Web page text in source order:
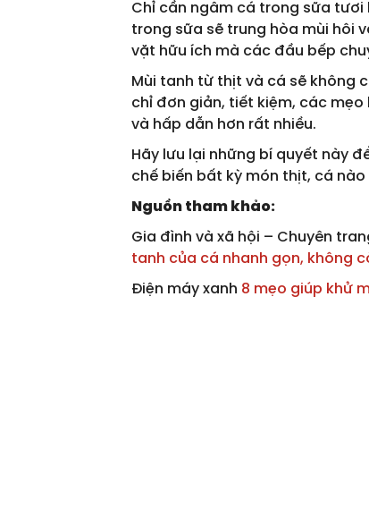
Chỉ cần ngâm cá trong sữa tươi
trong sữa sẽ trung hòa mùi hôi
vặt hữu ích mà các đầu bếp
Mùi tanh từ thịt và cá sẽ không
chỉ đơn giản, tiết kiệm, các
và hấp dẫn hơn rất nhiều.
Hãy lưu lại những bí quyết này
chế biến bất kỳ món thịt, cá
Nguồn tham khảo:
Gia đình và xã hội – Chuyên
tanh của cá nhanh gọn, không
Điện máy xanh 8 mẹo giúp khử